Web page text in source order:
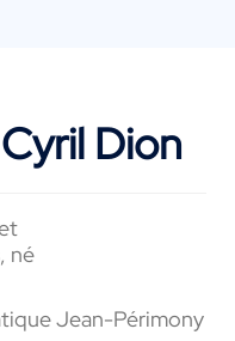
Dion
né
Jean-Périmony